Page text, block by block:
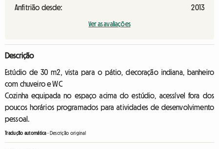
Anfitrião desde:
2013
Ver as avaliações
Descrição
Estúdio de 30 m2, vista para o pátio, decoração indiana, banheiro
com chuveiro e WC
Cozinha equipada no espaço acima do estúdio, acessível fora dos
poucos horários programados para atividades de desenvolvimento
pessoal.
Tradução automática- Descrição original